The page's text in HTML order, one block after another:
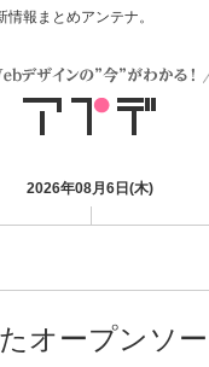
報まとめアンテナ。
2026年08月6日(木)
オープンソ